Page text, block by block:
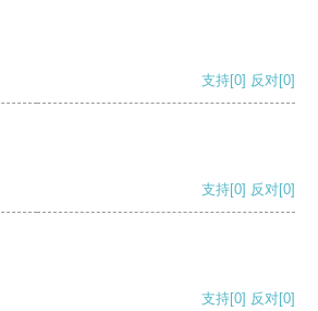
支持[0] 反对[0]
支持[0] 反对[0]
支持[0] 反对[0]